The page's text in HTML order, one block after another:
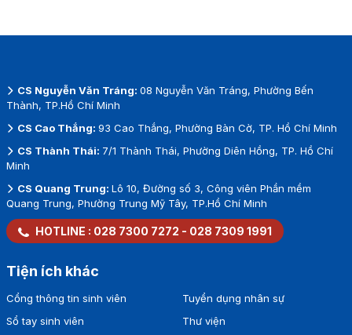
CS Nguyễn Văn Tráng: 08 Nguyễn Văn Tráng, Phường Bến
Thành, TP.Hồ Chí Minh
CS Cao Thắng: 93 Cao Thắng, Phường Bàn Cờ, TP. Hồ Chí Minh
CS Thành Thái: 7/1 Thành Thái, Phường Diên Hồng, TP. Hồ Chí
Minh
CS Quang Trung: Lô 10, Đường số 3, Công viên Phần mềm
Quang Trung, Phường Trung Mỹ Tây, TP.Hồ Chí Minh
HOTLINE : 028 7300 7272 - 028 7309 1991
Tiện ích khác
Cổng thông tin sinh viên
Sổ tay sinh viên
Tuyển dụng nhân sự
Thư viện